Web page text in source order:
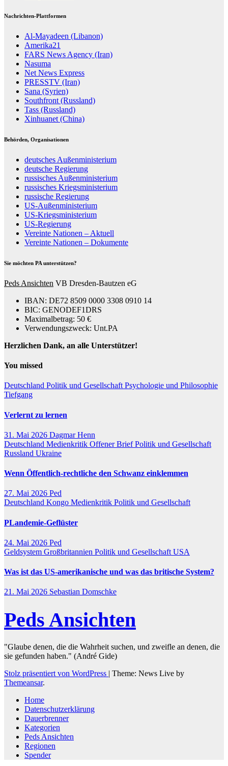
Nachrichten-Plattformen
Al-Mayadeen (Libanon)
Amerika21
FARS News Agency (Iran)
Nasuma
Net News Express
PRESSTV (Iran)
Sana (Syrien)
Southfront (Russland)
Tass (Russland)
Xinhuanet (China)
Behörden, Organisationen
deutsches Außenministerium
deutsche Regierung
russisches Außenministerium
russisches Kriegsministerium
russische Regierung
US-Außenministerium
US-Kriegsministerium
US-Regierung
Vereinte Nationen – Aktuell
Vereinte Nationen – Dokumente
Sie möchten PA unterstützen?
Peds Ansichten VB Dresden-Bautzen eG
IBAN: DE72 8509 0000 3308 0910 14
BIC: GENODEF1DRS
Maximalbetrag: 50 €
Verwendungszweck: Unt.PA
Herzlichen Dank, an alle Unterstützer!
You missed
Deutschland Politik und Gesellschaft Psychologie und Philosophie
Tiefgang
Verlernt zu lernen
31. Mai 2026 Dagmar Henn
Deutschland Medienkritik Offener BriefPolitik und Gesellschaft
Russland Ukraine
Wenn Öffentlich-rechtliche den Schwanz einklemmen
27. Mai 2026 Ped
Deutschland Kongo Medienkritik Politik und Gesellschaft
PLandemie-Geflüster
24. Mai 2026 Ped
Geldsystem Großbritannien Politik und Gesellschaft USA
Was ist das US-amerikanische und was das britische System?
21. Mai 2026 Sebastian Domschke
Peds Ansichten
"Glaube denen, die die Wahrheit suchen, und zweifle an denen, die
sie gefunden haben." (André Gide)
Stolz präsentiert von WordPress | Theme: News Live by
Themeansar.
Home
Datenschutzerklärung
Dauerbrenner
Kategorien
Peds Ansichten
Regionen
Spender